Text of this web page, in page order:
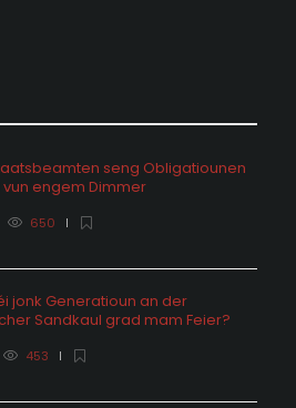
seng Obligatiounen
vun engem Dimmer
650
jonk Generatioun an der
Sandkaul grad mam Feier?
453